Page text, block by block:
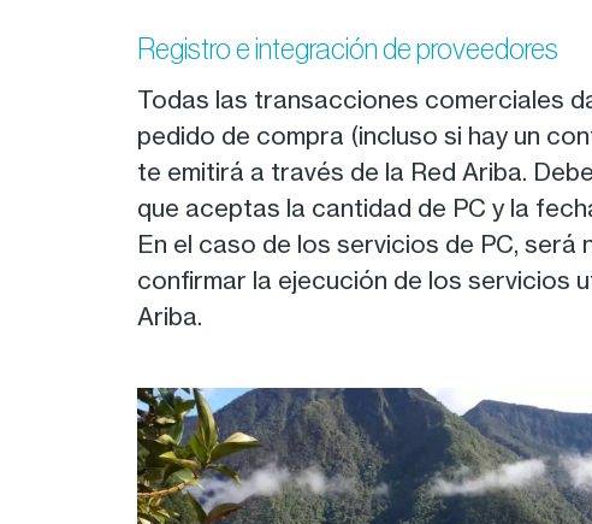
Registro e integración de proveedores
Todas las transacciones comerciales
pedido de compra (incluso si hay un
te emitirá a través de la Red Ariba.
que aceptas la cantidad de PC y la
En el caso de los servicios de PC, será
confirmar la ejecución de los servicios
Ariba.